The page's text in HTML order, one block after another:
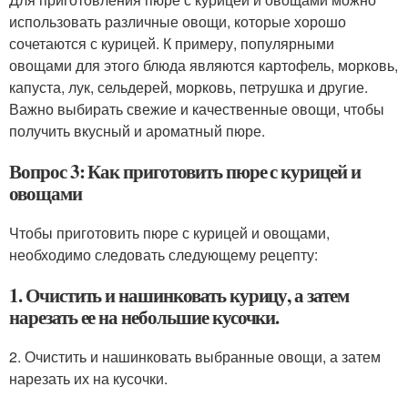
использовать различные овощи, которые хорошо
сочетаются с курицей. К примеру, популярными
овощами для этого блюда являются картофель, морковь,
капуста, лук, сельдерей, морковь, петрушка и другие.
Важно выбирать свежие и качественные овощи, чтобы
получить вкусный и ароматный пюре.
Вопрос 3: Как приготовить пюре с курицей и
овощами
Чтобы приготовить пюре с курицей и овощами,
необходимо следовать следующему рецепту:
1. Очистить и нашинковать курицу, а затем
нарезать ее на небольшие кусочки.
2. Очистить и нашинковать выбранные овощи, а затем
нарезать их на кусочки.